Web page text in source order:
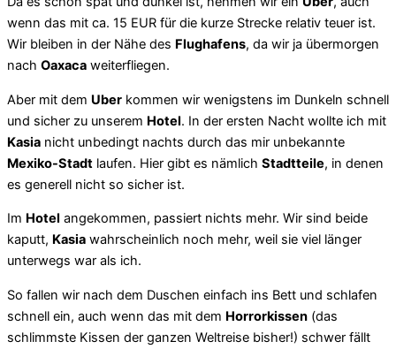
wenn das mit ca. 15 EUR für die kurze Strecke relativ teuer ist.
Wir bleiben in der Nähe des Flughafens, da wir ja übermorgen
nach Oaxaca weiterfliegen.
Aber mit dem Uber kommen wir wenigstens im Dunkeln schnell
und sicher zu unserem Hotel. In der ersten Nacht wollte ich mit
Kasia nicht unbedingt nachts durch das mir unbekannte
Mexiko-Stadt laufen. Hier gibt es nämlich Stadtteile, in denen
es generell nicht so sicher ist.
Im Hotel angekommen, passiert nichts mehr. Wir sind beide
kaputt, Kasia wahrscheinlich noch mehr, weil sie viel länger
unterwegs war als ich.
So fallen wir nach dem Duschen einfach ins Bett und schlafen
schnell ein, auch wenn das mit dem Horrorkissen (das
schlimmste Kissen der ganzen Weltreise bisher!) schwer fällt